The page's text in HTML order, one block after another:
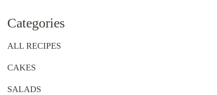
Categories
ALL RECIPES
CAKES
SALADS